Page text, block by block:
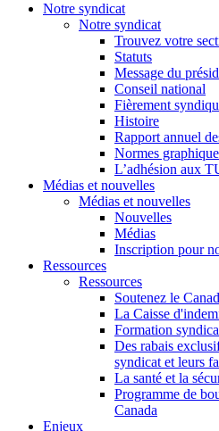
Notre syndicat
Notre syndicat
Trouvez votre
Statuts
Message du
Conseil national
Fièrement
Histoire
Rapport annuel
Normes
L’adhésion aux
Médias et nouvelles
Médias et nouvelles
Nouvelles
Médias
Inscription pour
Ressources
Ressources
Soutenez le
La Caisse
Formation
Des rabais
syndicat et leurs
La santé et la
Programme de
Canada
Enjeux